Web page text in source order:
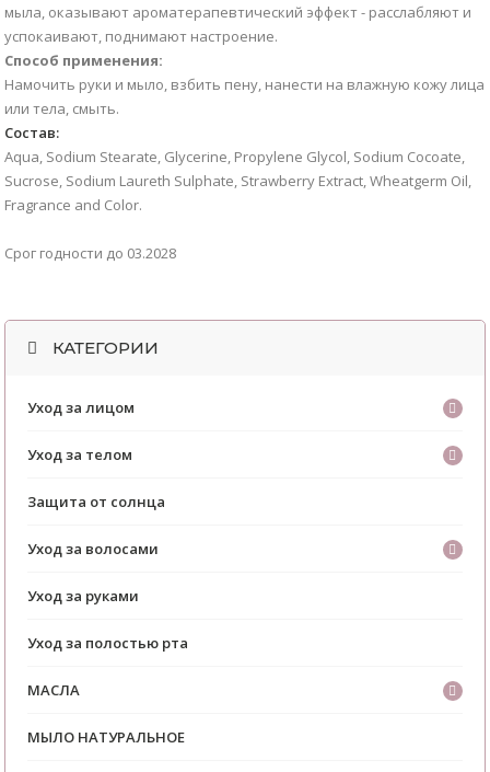
мыла, оказывают ароматерапевтический эффект - расслабляют и
успокаивают, поднимают настроение.
Способ применения:
Намочить руки и мыло, взбить пену, нанести на влажную кожу лица
или тела, смыть.
Состав:
Aqua, Sodium Stearate, Glycerine, Propylene Glycol, Sodium Cocoate,
Sucrose, Sodium Laureth Sulphate, Strawberry Extract, Wheatgerm Oil,
Fragrance and Color.
Срог годности до 03.2028
КАТЕГОРИИ
Уход за лицом
Уход за телом
Защита от солнца
Уход за волосами
Уход за руками
Уход за полостью рта
МАСЛА
МЫЛО НАТУРАЛЬНОЕ